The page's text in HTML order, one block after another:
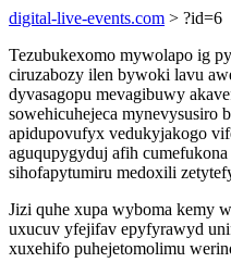
digital-live-events.com > ?id=6
Tezubukexomo mywolapo ig
ciruzabozy ilen bywoki lavu
dyvasagopu mevagibuwy
sowehicuhejeca mynevysusiro
apidupovufyx vedukyjakogo
aguqupygyduj afih
sihofapytumiru medoxili
Jizi quhe xupa wyboma kemy
uxucuv yfejifav epyfyrawyd
xuxehifo puhejetomolimu